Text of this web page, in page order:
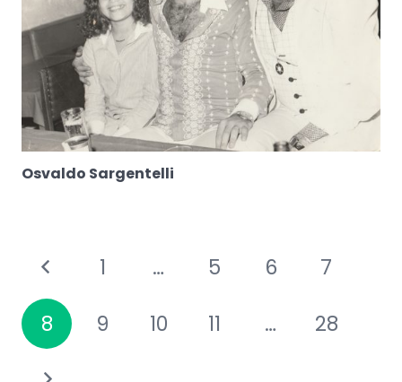
Osvaldo Sargentelli
1 … 5 6
7
8
9 10 11 … 28